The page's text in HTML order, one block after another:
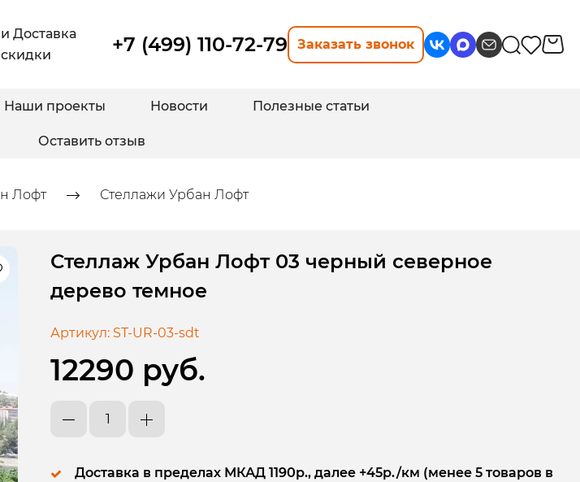
Доставка
+7 (499) 110-72-79 Заказать звонок
Наши проекты Новости Полезные статьи
Оставить отзыв
Лофт Стеллажи Урбан Лофт
Стеллаж Урбан Лофт 03 черный северное
дерево темное
Артикул: ST-UR-03-sdt
12290 руб.
Доставка в пределах МКАД 1190р., далее +45р./км (менее 5 товаров в